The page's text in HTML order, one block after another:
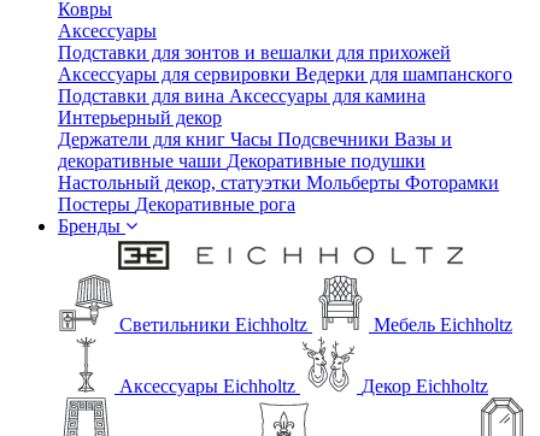
Ковры
Аксессуары
Подставки для зонтов и вешалки для прихожей
Аксессуары для сервировки Ведерки для шампанского
Подставки для вина Аксессуары для камина
Интерьерный декор
Держатели для книг Часы Подсвечники Вазы и
декоративные чаши Декоративные подушки
Настольный декор, статуэтки Мольберты Фоторамки
Постеры Декоративные рога
Бренды
Светильники Eichholtz Мебель Eichholtz
Аксессуары Eichholtz Декор Eichholtz